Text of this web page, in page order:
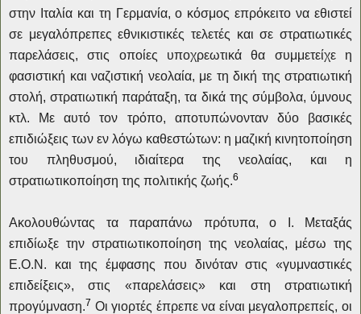
στην Ιταλία και τη Γερμανία, ο κόσμος επρόκειτο να εθιστεί
σε μεγαλόπρεπες εθνικιστικές τελετές και σε στρατιωτικές
παρελάσεις, στις οποίες υποχρεωτικά
θα συμμετείχε η
φασιστική και ναζιστική νεολαία, με τη δική της στρατιωτική
στολή, στρατιωτική παράταξη, τα δικά της σύμβολα, ύμνους
κτλ. Με αυτό τον τρόπο, αποτυπώνονταν δύο βασικές
επιδιώξεις των εν λόγω καθεστώτων: η μαζική κινητοποίηση
του πληθυσμού, ιδιαίτερα της νεολαίας, και η
στρατιωτικοποίηση της πολιτικής ζωής.6
Ακολουθώντας τα παραπάνω πρότυπα, ο Ι. Μεταξάς
επιδίωξε την στρατιωτικοποίηση της νεολαίας, μέσω της
Ε.Ο.Ν. και της έμφασης που δινόταν στις «γυμναστικές
επιδείξεις», στις «παρελάσεις» και στη στρατιωτική
προγύμναση.7 Οι γιορτές έπρεπε να είναι μεγαλοπρεπείς, οι